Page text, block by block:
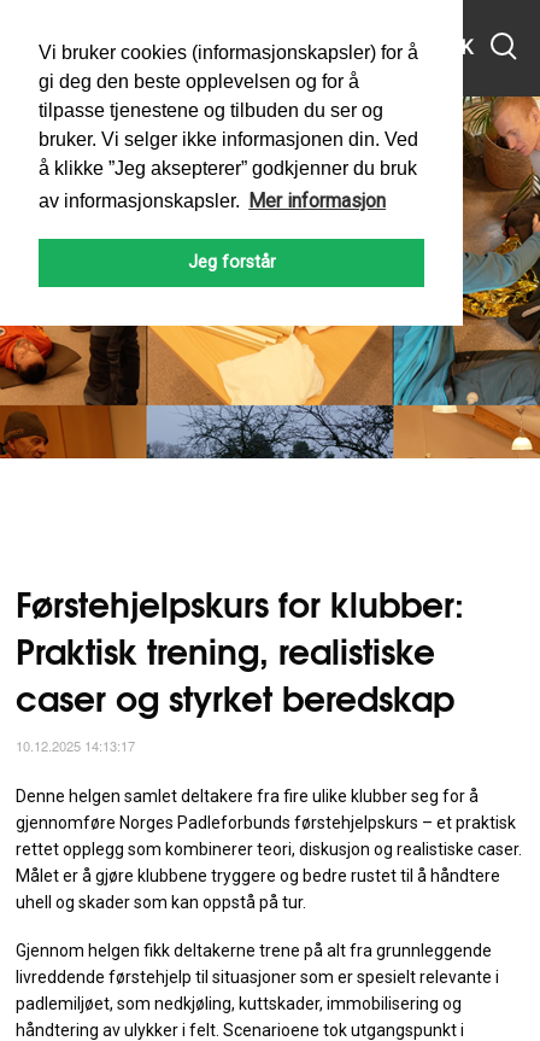
Vi bruker cookies (informasjonskapsler) for å
gi deg den beste opplevelsen og for å
tilpasse tjenestene og tilbuden du ser og
bruker. Vi selger ikke informasjonen din. Ved
å klikke ”Jeg aksepterer” godkjenner du bruk
av informasjonskapsler.
Mer informasjon
Jeg forstår
MENY SØK
Førstehjelpskurs for klubber:
Praktisk trening, realistiske
caser og styrket beredskap
10.12.2025 14:13:17
Denne helgen samlet deltakere fra fire ulike klubber seg for å
gjennomføre Norges Padleforbunds førstehjelpskurs – et praktisk
rettet opplegg som kombinerer teori, diskusjon og realistiske caser.
Målet er å gjøre klubbene tryggere og bedre rustet til å håndtere
uhell og skader som kan oppstå på tur.
Gjennom helgen fikk deltakerne trene på alt fra grunnleggende
livreddende førstehjelp til situasjoner som er spesielt relevante i
padlemiljøet, som nedkjøling, kuttskader, immobilisering og
håndtering av ulykker i felt. Scenarioene tok utgangspunkt i